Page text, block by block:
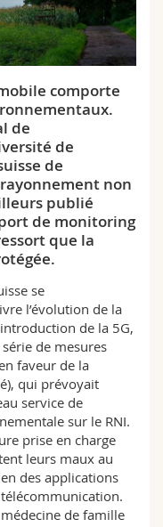
comporte
de
de
de
non
publié
de monitoring
que la
se
l’évolution de la
de la 5G,
de mesures
faveur de la
qui prévoyait
service de
sur le RNI.
prise en charge
leurs maux au
des applications
médecine de famille